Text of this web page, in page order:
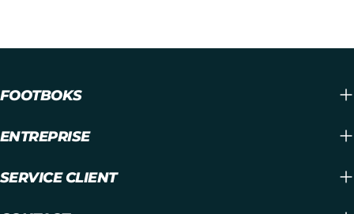
FOOTBOKS
ENTREPRISE
SERVICE CLIENT